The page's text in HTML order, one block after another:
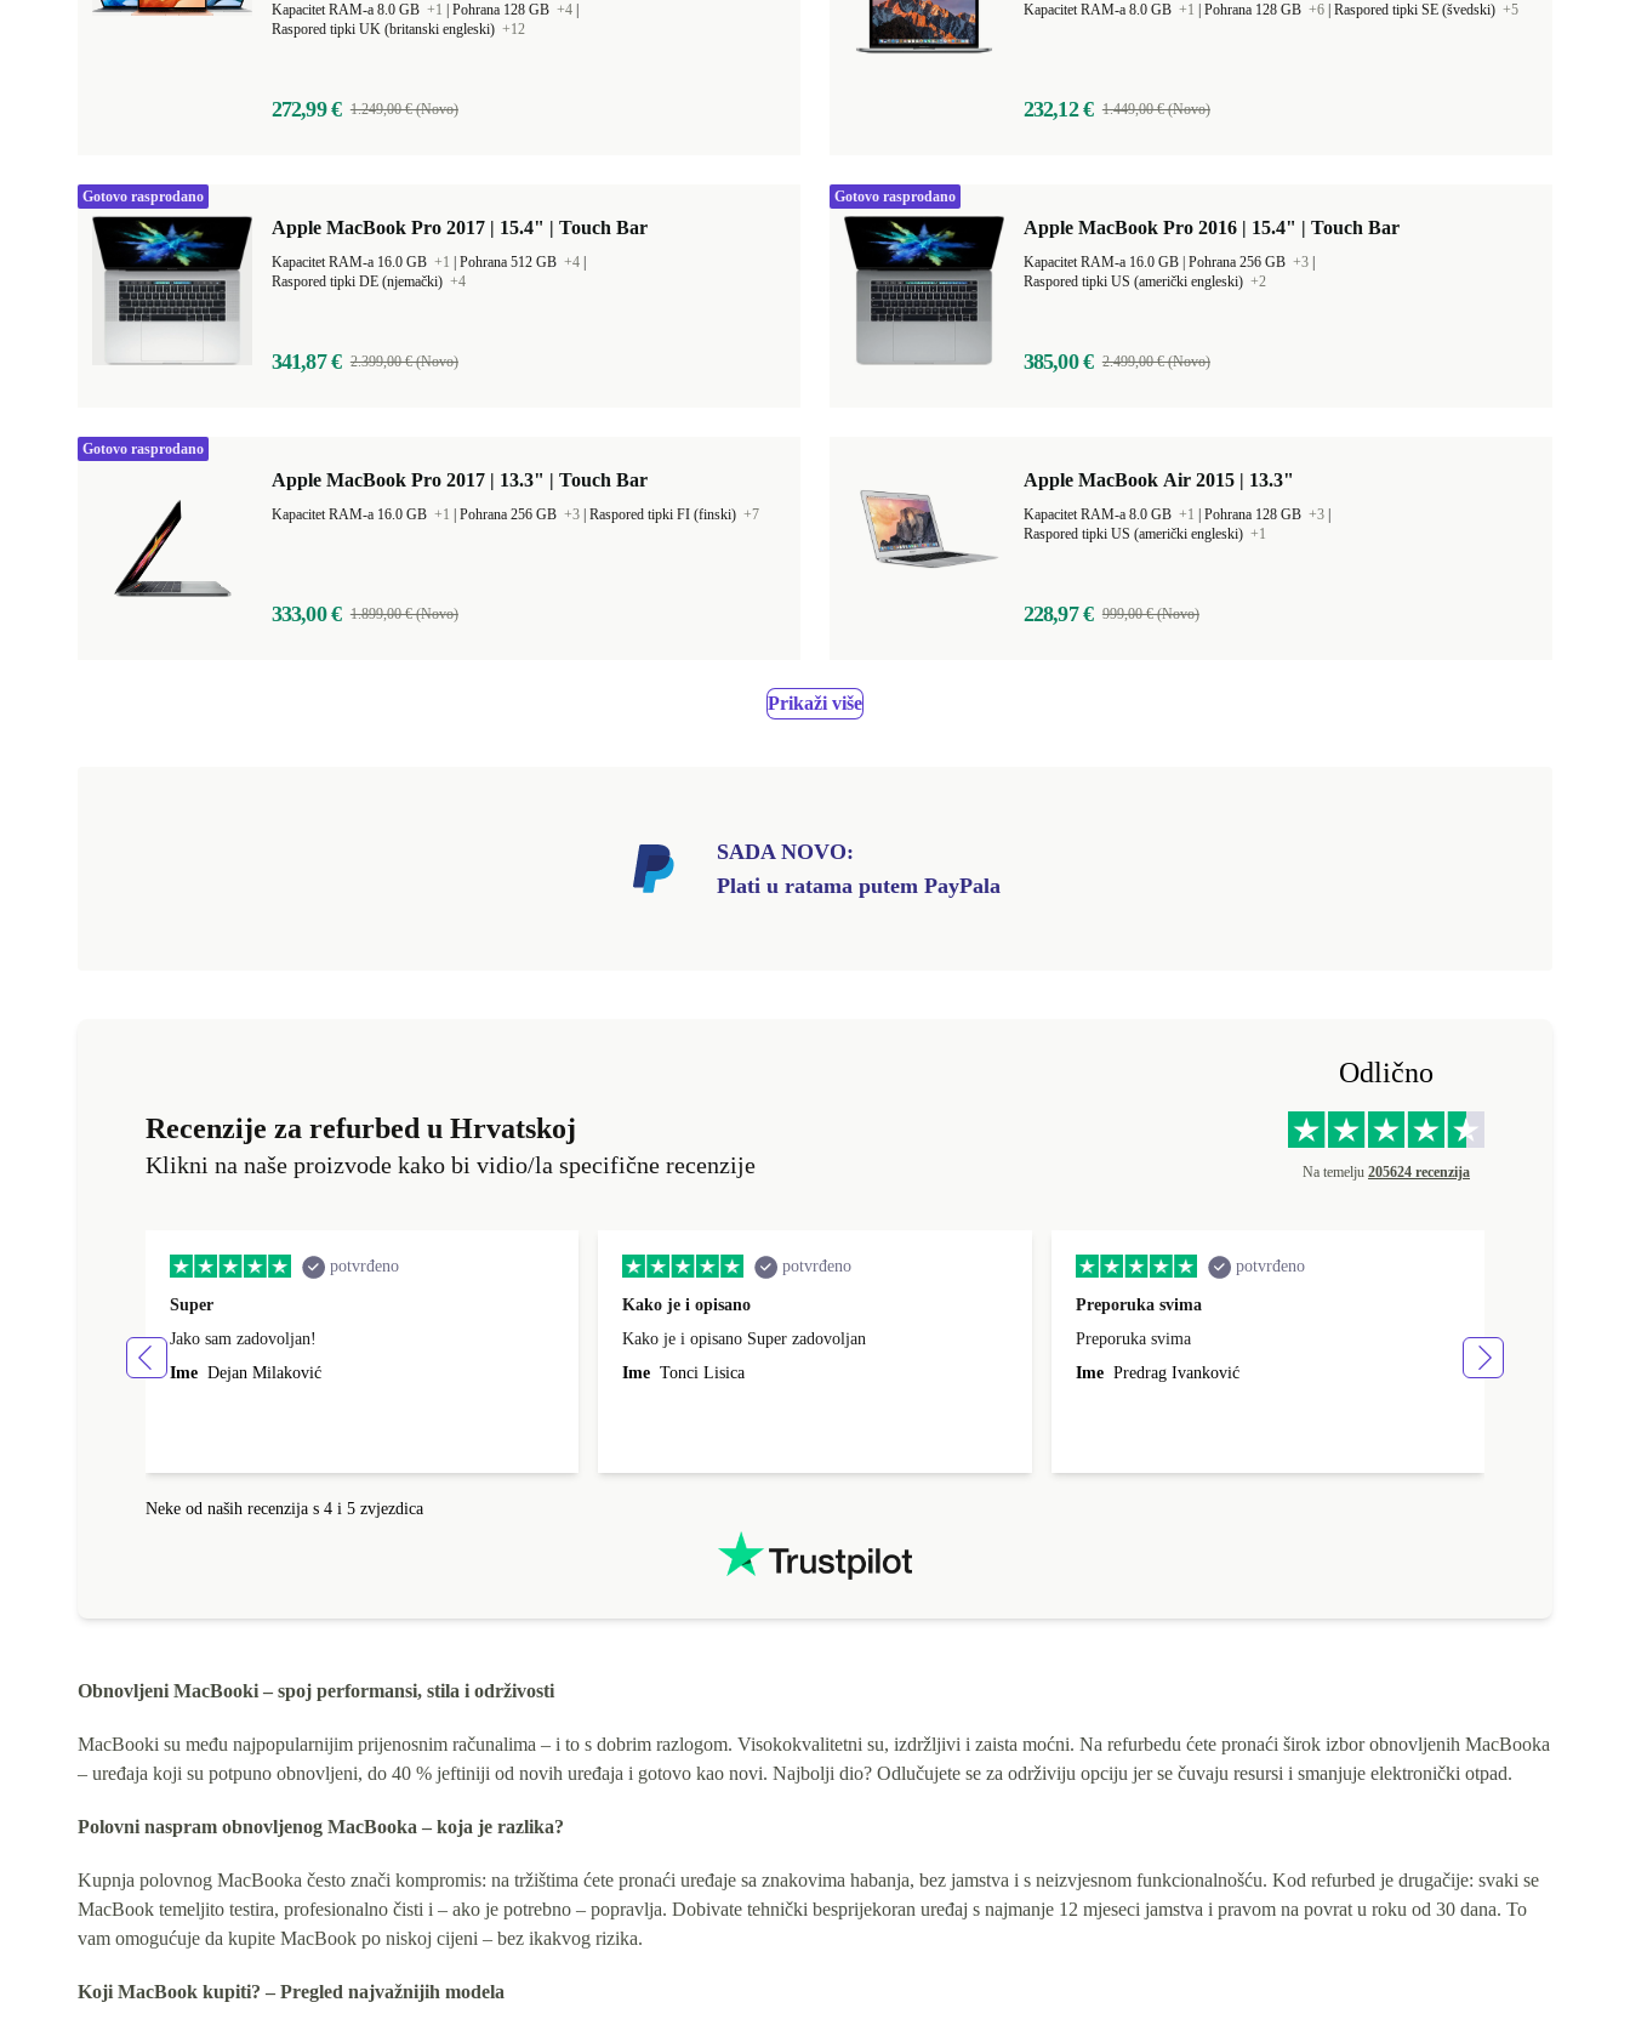
Kapacitet RAM-a 8.0 GB +1 Pohrana 128 GB +4
Raspored tipki UK (britanski engleski) +12
272,99 € 1.249,00 € (Novo)
Kapacitet RAM-a 8.0 GB +1 Pohrana 128 GB +6 Raspored tipki SE (švedski) +5
232,12 € 1.449,00 € (Novo)
Apple MacBook Pro 2017 | 15.4" | Touch Bar
Kapacitet RAM-a 16.0 GB +1 Pohrana 512 GB +4
Raspored tipki DE (njemački) +4
341,87 € 2.399,00 € (Novo)
Gotovo rasprodano
Apple MacBook Pro 2016 | 15.4" | Touch Bar
Pohrana 256 GB +3
Raspored tipki US (američki engleski) +2
385,00 € 2.499,00 € (Novo)
Gotovo rasprodano
Apple MacBook Pro 2017 | 13.3" | Touch Bar
Kapacitet RAM-a 16.0 GB +1 Pohrana 256 GB +3 Raspored tipki FI (finski) +7
333,00 € 1.899,00 € (Novo)
Gotovo rasprodano
Apple MacBook Air 2015 | 13.3"
Kapacitet RAM-a 8.0 GB +1 Pohrana 128 GB +3
Raspored tipki US (američki engleski) +1
228,97 € 999,00 € (Novo)
Prikaži više
SADA NOVO:
Plati u ratama putem PayPala
Recenzije za refurbed u Hrvatskoj
Klikni na naše proizvode kako bi vidio/la specifične recenzije
Odlično
Na temelju 205624 recenzija
potvrđeno
Super
Jako sam zadovoljan!
Ime Dejan Milaković
potvrđeno
Kako je i opisano
Kako je i opisano Super zadovoljan
Ime Tonci Lisica
potvrđeno
Preporuka svima
Preporuka svima
Ime Predrag Ivanković
Neke od naših recenzija s 4 i 5 zvjezdica
Obnovljeni MacBooki – spoj performansi, stila i održivosti
MacBooki su među najpopularnijim prijenosnim računalima – i to s dobrim razlogom. Visokokvalitetni su, izdržljivi i zaista moćni. Na refurbedu ćete pronaći širok izbor obnovljenih MacBooka
– uređaja koji su potpuno obnovljeni, do 40 % jeftiniji od novih uređaja i gotovo kao novi. Najbolji dio? Odlučujete se za održiviju opciju jer se čuvaju resursi i smanjuje elektronički otpad.
Polovni naspram obnovljenog MacBooka – koja je razlika?
Kupnja polovnog MacBooka često znači kompromis: na tržištima ćete pronaći uređaje sa znakovima habanja, bez jamstva i s neizvjesnom funkcionalnošću. Kod refurbed je drugačije: svaki se
MacBook temeljito testira, profesionalno čisti i – ako je potrebno – popravlja. Dobivate tehnički besprijekoran uređaj s najmanje 12 mjeseci jamstva i pravom na povrat u roku od 30 dana. To
vam omogućuje da kupite MacBook po niskoj cijeni – bez ikakvog rizika.
Koji MacBook kupiti? – Pregled najvažnijih modela